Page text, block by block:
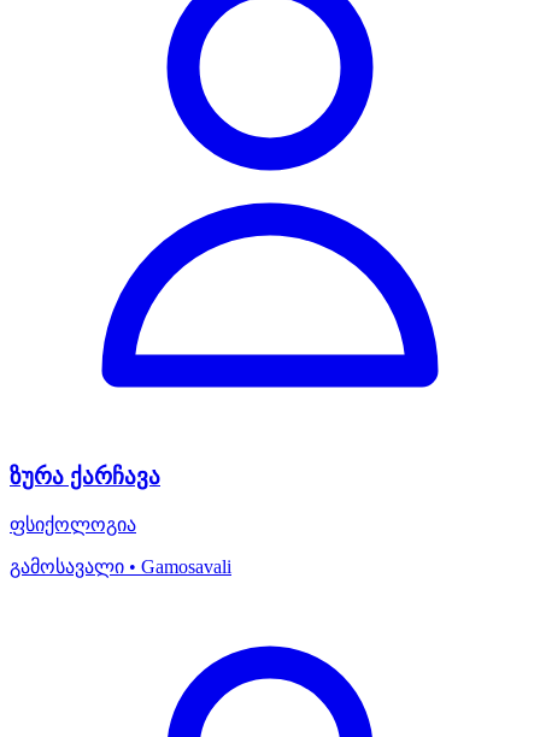
ზურა ქარჩავა
ფსიქოლოგია
გამოსავალი • Gamosavali